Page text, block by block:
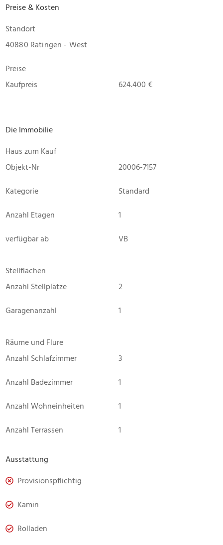
Preise & Kosten
Standort
40880 Ratingen - West
Preise
Kaufpreis
624.400 €
Die Immobilie
Haus zum Kauf
Objekt-Nr
20006-7157
Kategorie
Standard
Anzahl Etagen
1
verfügbar ab
VB
Stellflächen
Anzahl Stellplätze
2
Garagenanzahl
1
Räume und Flure
Anzahl Schlafzimmer
3
Anzahl Badezimmer
1
Anzahl Wohneinheiten
1
Anzahl Terrassen
1
Ausstattung
Provisionspflichtig
Kamin
Rolladen